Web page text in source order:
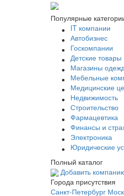
Популярные
IT компании
Автобизнес
Госкомпании
Детские товары
Магазины
Мебельные
Медицинские
Недвижимость
Строительство
Фармацевтика
Финансы и
Электроника
Юридические
Полный каталог
Добавить
Города присутствия
Санкт-Петербург